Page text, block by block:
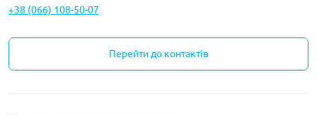
+38 (066) 108-50-07
Перейти до контактів